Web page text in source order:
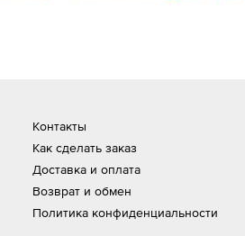
Контакты
Как сделать заказ
Доставка и оплата
Возврат и обмен
Политика конфиденциальности